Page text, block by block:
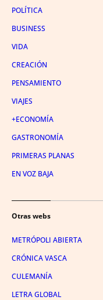
POLÍTICA
BUSINESS
VIDA
CREACIÓN
PENSAMIENTO
VIAJES
+ECONOMÍA
GASTRONOMÍA
PRIMERAS PLANAS
EN VOZ BAJA
Otras webs
METRÓPOLI ABIERTA
CRÓNICA VASCA
CULEMANÍA
LETRA GLOBAL